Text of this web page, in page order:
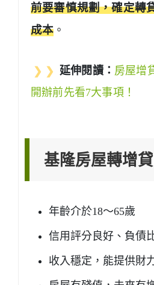
前要審慎規劃，確定轉
成本 。
❯ ❯ 延伸閱讀： 房屋增
開辦前先看7大事項！
基隆房屋轉增
年齡介於18～65歲
信用評分良好、負債
收入穩定，能提供財